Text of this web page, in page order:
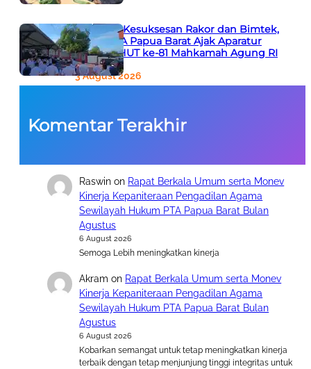
Apresiasi Kesuksesan Rakor dan Bimtek,
Ketua PTA Papua Barat Ajak Aparatur
Siapkan HUT ke-81 Mahkamah Agung RI
3 August 2026
Komentar Terakhir
Raswin on Rapat Berkala Umum serta Monev
Kinerja Kepaniteraan Pengadilan Agama
Sewilayah Hukum PTA Papua Barat Bulan
Agustus
6 August 2026
Semoga Lebih meningkatkan kinerja
Akram on Rapat Berkala Umum serta Monev
Kinerja Kepaniteraan Pengadilan Agama
Sewilayah Hukum PTA Papua Barat Bulan
Agustus
6 August 2026
Kobarkan semangat untuk tetap meningkatkan kinerja
terbaik dengan tetap menjunjung tinggi integritas untuk